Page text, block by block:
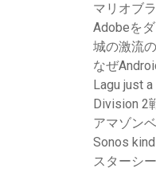
マリオブ
Adobeを
城の激流
なぜ
Lagu just
Division 2
アマゾン
Sonos
スターシ